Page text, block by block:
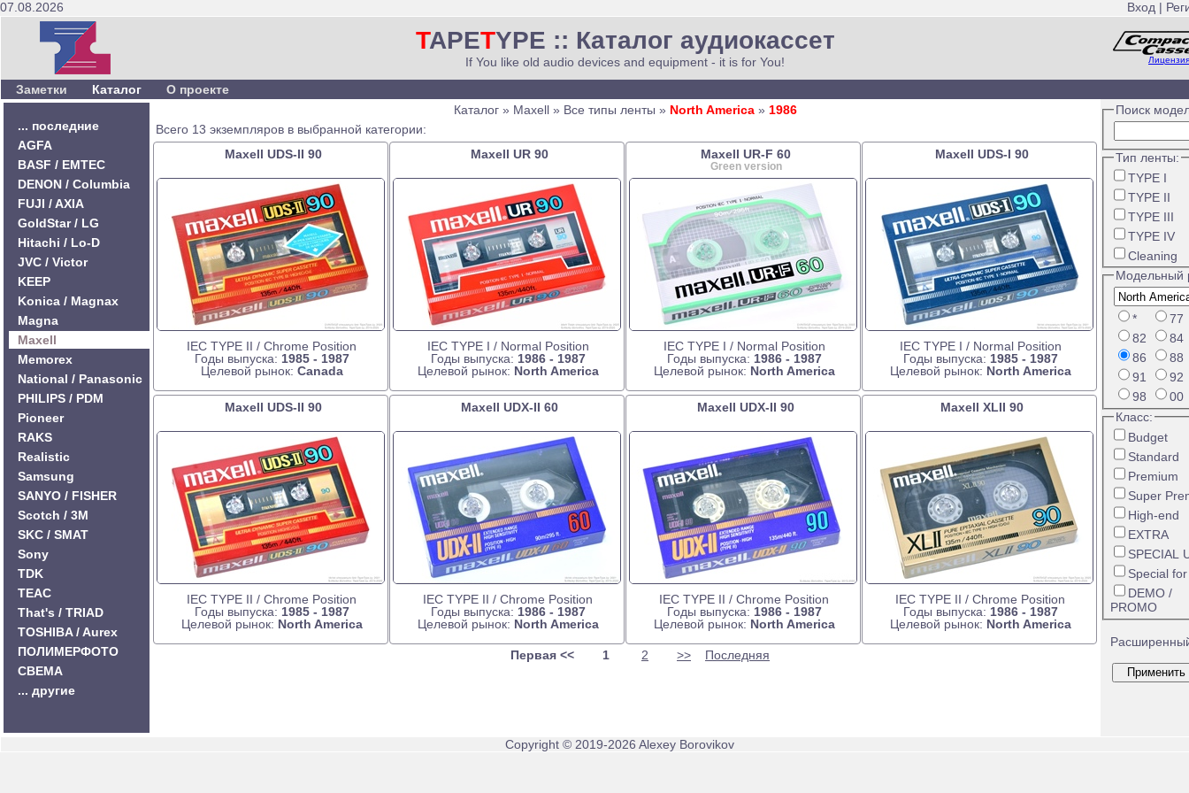
07.08.2026 Вход |
TAPETYPE :: Каталог аудиокассет
If You like old audio devices and equipment - it is for You! Лицензия
Заметки Каталог О проекте
... последние
AGFA
BASF / EMTEC
DENON / Columbia
FUJI / AXIA
GoldStar / LG
Hitachi / Lo-D
JVC / Victor
KEEP
Konica / Magnax
Magna
Maxell
Memorex
National / Panasonic
PHILIPS / PDM
Pioneer
RAKS
Realistic
Samsung
SANYO / FISHER
Scotch / 3M
SKC / SMAT
Sony
TDK
TEAC
That's / TRIAD
TOSHIBA / Aurex
ПОЛИМЕРФОТО
СВЕМА
... другие
Каталог » Maxell » Все типы ленты » North America » 1986
Всего 13 экземпляров в выбранной категории:
Maxell UDS-II 90
IEC TYPE II / Chrome Position
Годы выпуска: 1985 - 1987
Целевой рынок: Canada
Maxell UR 90
IEC TYPE I / Normal Position
Годы выпуска: 1986 - 1987
Целевой рынок: North America
Maxell UR-F 60
Green version
IEC TYPE I / Normal Position
Годы выпуска: 1986 - 1987
Целевой рынок: North America
Maxell UDS-I 90
IEC TYPE I / Normal Position
Годы выпуска: 1985 - 1987
Целевой рынок: North America
Maxell UDS-II 90
IEC TYPE II / Chrome Position
Годы выпуска: 1985 - 1987
Целевой рынок: North America
Maxell UDX-II 60
IEC TYPE II / Chrome Position
Годы выпуска: 1986 - 1987
Целевой рынок: North America
Maxell UDX-II 90
IEC TYPE II / Chrome Position
Годы выпуска: 1986 - 1987
Целевой рынок: North America
Maxell XLII 90
IEC TYPE II / Chrome Position
Годы выпуска: 1986 - 1987
Целевой рынок: North America
Первая << 1 2 >> Последняя
Поиск
Тип ленты:
TYPE I
TYPE II
TYPE III
TYPE IV
Cleaning
Модельный
*
77
82
84
86
88
91
92
98
00
Класс:
Budget
Standard
Premium
Super
High-end
EXTRA
SPECIAL
Special
DEMO /
PROMO
Copyright © 2019-2026 Alexey Borovikov